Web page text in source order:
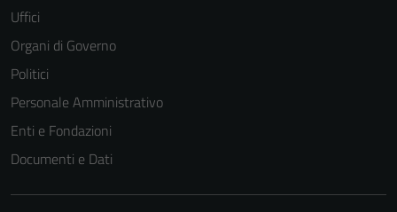
Uffici
Organi di Governo
Politici
Personale Amministrativo
Enti e Fondazioni
Documenti e Dati